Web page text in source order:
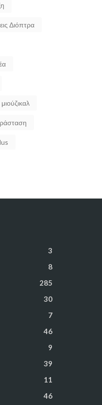
Διόπτρα
μιούζικαλ
3
8
285
30
7
46
9
39
11
46